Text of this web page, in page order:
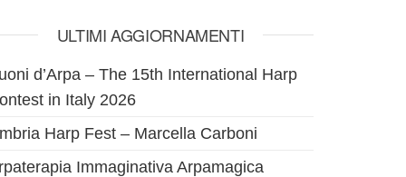
ULTIMI AGGIORNAMENTI
d’Arpa – The 15th International Harp
in Italy 2026
Harp Fest – Marcella Carboni
Immaginativa Arpamagica